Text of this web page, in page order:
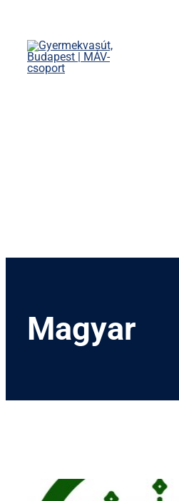
Magyar